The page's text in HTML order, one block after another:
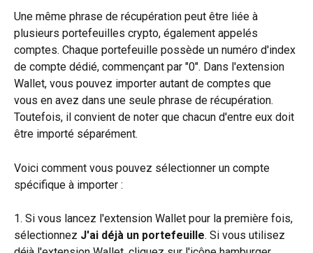
Une même phrase de récupération peut être liée à
plusieurs portefeuilles crypto, également appelés
comptes. Chaque portefeuille possède un numéro d'index
de compte dédié, commençant par "0". Dans l'extension
Wallet, vous pouvez importer autant de comptes que
vous en avez dans une seule phrase de récupération.
Toutefois, il convient de noter que chacun d'entre eux doit
être importé séparément.
Voici comment vous pouvez sélectionner un compte
spécifique à importer :
1. Si vous lancez l'extension Wallet pour la première fois,
sélectionnez J'ai déjà un portefeuille. Si vous utilisez